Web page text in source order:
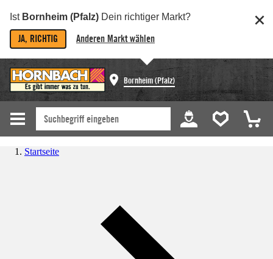
Ist Bornheim (Pfalz) Dein richtiger Markt?
JA, RICHTIG Anderen Markt wählen
Bornheim (Pfalz)
Startseite